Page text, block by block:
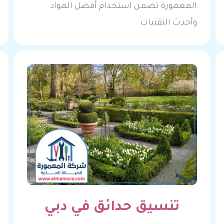
المعمورة تضمن استخدام أفضل المواد
وأحدث التقنيات
تنسيق حدائق في دبي